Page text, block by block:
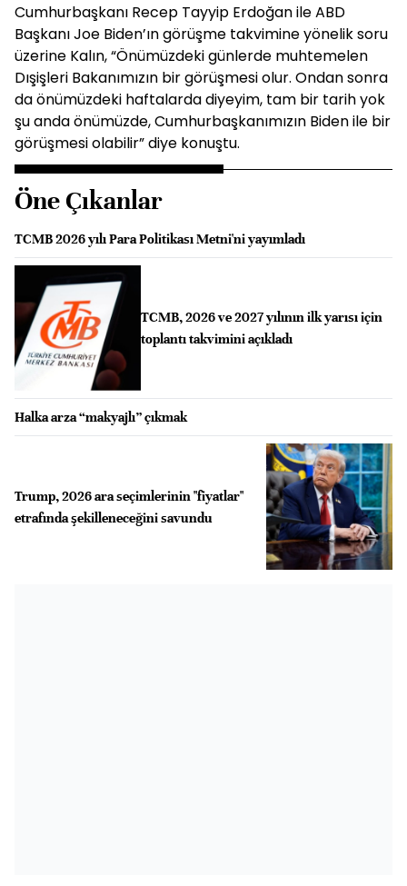
Cumhurbaşkanı Recep Tayyip Erdoğan ile ABD
Başkanı Joe Biden’ın görüşme takvimine yönelik soru
üzerine Kalın, “Önümüzdeki günlerde muhtemelen
Dışişleri Bakanımızın bir görüşmesi olur. Ondan sonra
da önümüzdeki haftalarda diyeyim, tam bir tarih yok
şu anda önümüzde, Cumhurbaşkanımızın Biden ile bir
görüşmesi olabilir” diye konuştu.
Öne Çıkanlar
TCMB 2026 yılı Para Politikası Metni'ni yayımladı
TCMB, 2026 ve 2027 yılının ilk yarısı için
toplantı takvimini açıkladı
Halka arza “makyajlı” çıkmak
Trump, 2026 ara seçimlerinin "fiyatlar"
etrafında şekilleneceğini savundu